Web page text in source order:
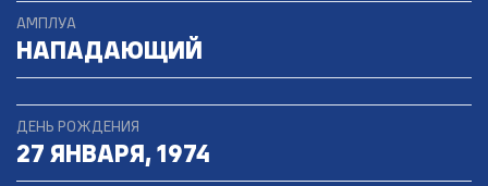
АМПЛУА
НАПАДАЮЩИЙ
ДЕНЬ РОЖДЕНИЯ
27 ЯНВАРЯ, 1974